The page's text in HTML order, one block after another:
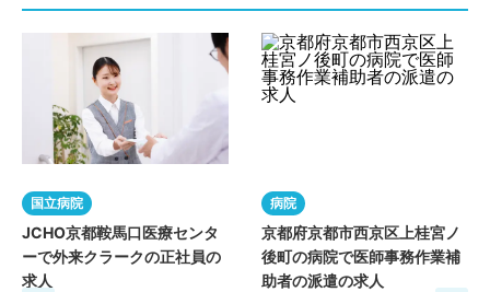
国立病院
JCHO京都鞍馬口医療センタ
ーで外来クラークの正社員の
求人
病院
京都府京都市西京区上桂宮ノ
後町の病院で医師事務作業補
助者の派遣の求人